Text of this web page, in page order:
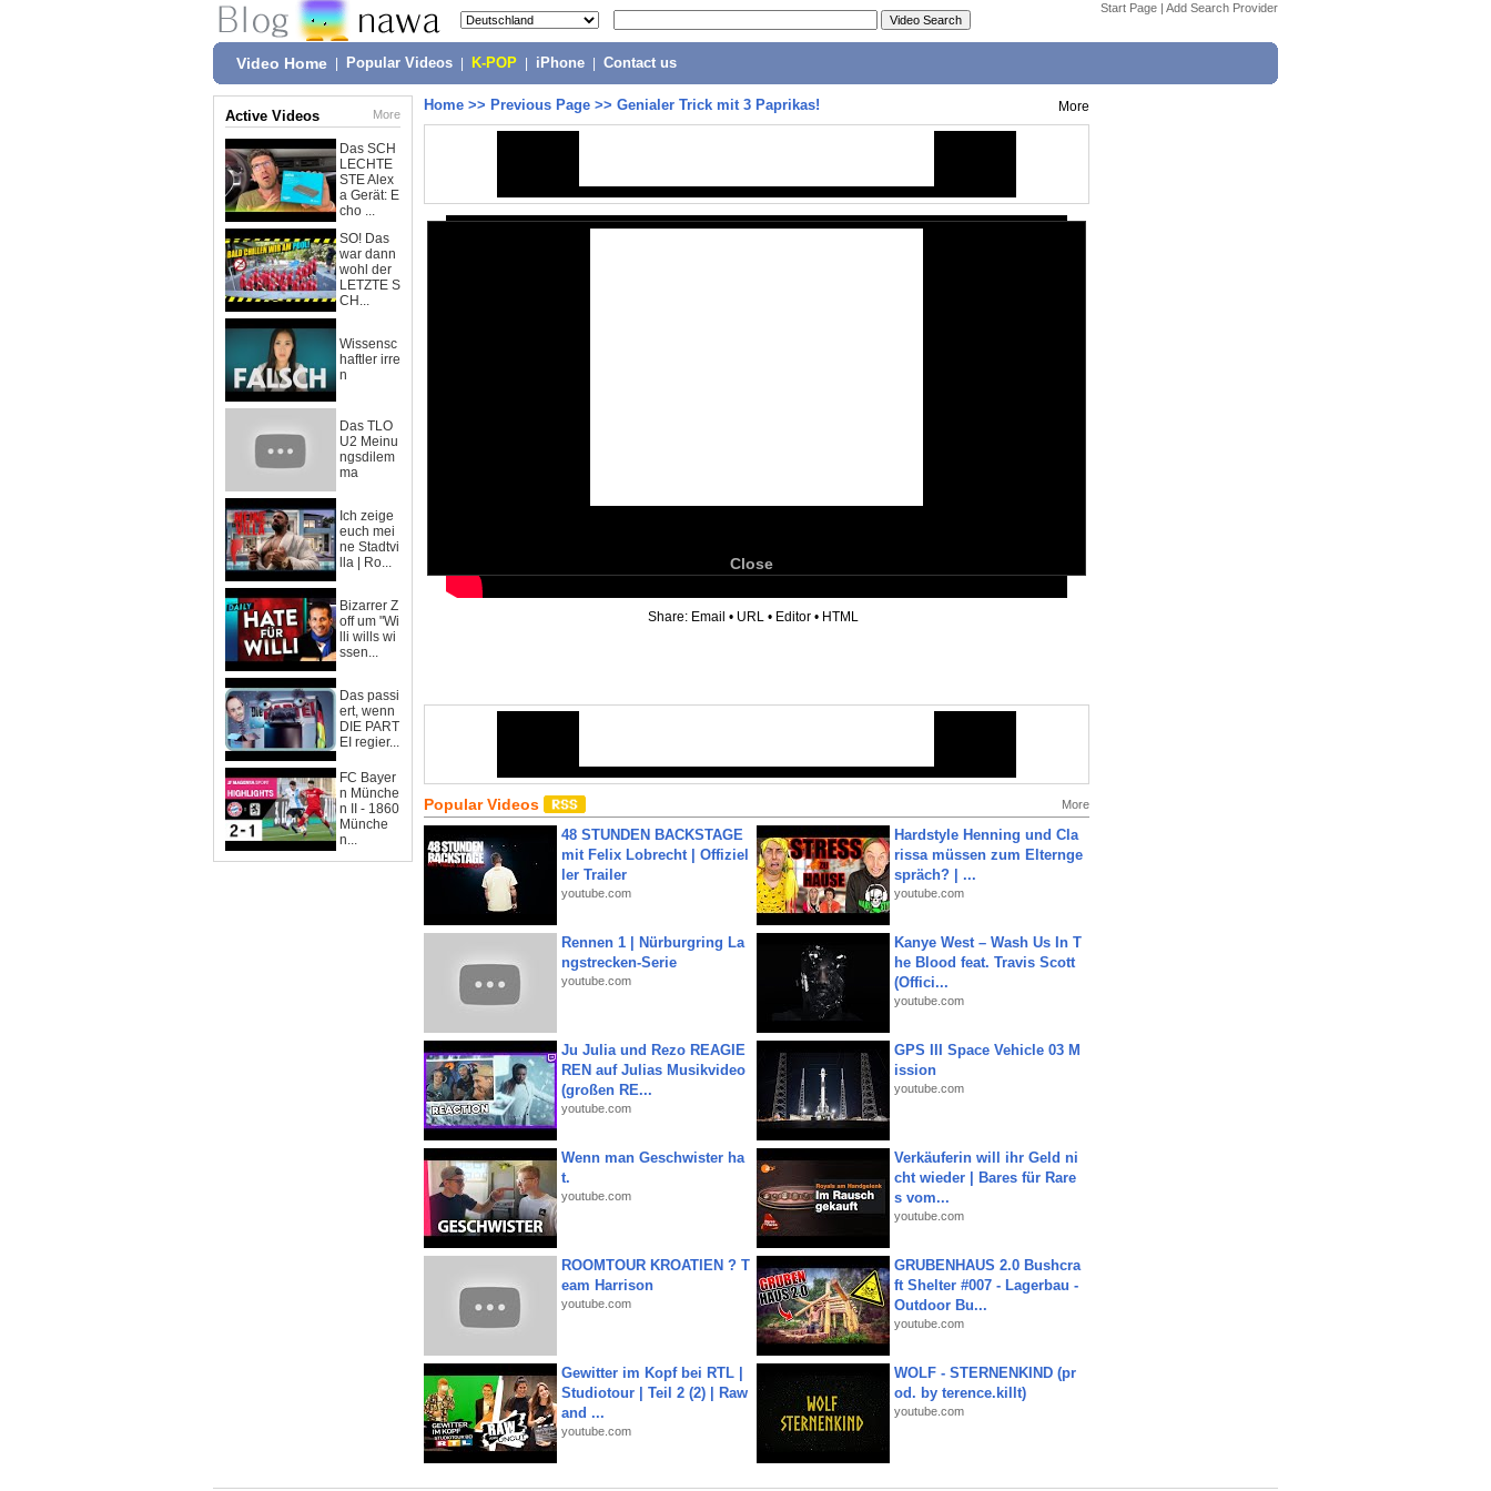
Start Page | Add Search Provider
Video Home Popular Videos K-POP iPhone Contact us
Active Videos More
Das SCH
LECHTE
STE Alex
a Gerät: E
cho ...
SO! Das
war dann
wohl der
LETZTE S
CH...
Wissensc
haftler irre
n
Das TLO
U2 Meinu
ngsdilem
ma
Ich zeige
euch mei
ne Stadtvi
lla | Ro...
Bizarrer Z
off um "Wi
lli wills wi
ssen...
Das passi
ert, wenn
DIE PART
EI regier...
FC Bayer
n Münche
n II - 1860
Münche
n...
Home >> Previous Page >> Genialer Trick mit 3 Paprikas! More
Close
Share: Email • URL • Editor • HTML
Popular Videos More
48 STUNDEN BACKSTAGE
mit Felix Lobrecht | Offiziel
ler Trailer
youtube.com
Hardstyle Henning und Cla
rissa müssen zum Elternge
spräch? | ...
youtube.com
Rennen 1 | Nürburgring La
ngstrecken-Serie
youtube.com
Kanye West – Wash Us In T
he Blood feat. Travis Scott
(Offici...
youtube.com
Ju Julia und Rezo REAGIE
REN auf Julias Musikvideo
(großen RE...
youtube.com
GPS III Space Vehicle 03 M
ission
youtube.com
Wenn man Geschwister ha
t.
youtube.com
Verkäuferin will ihr Geld ni
cht wieder | Bares für Rare
s vom...
youtube.com
ROOMTOUR KROATIEN ? T
eam Harrison
youtube.com
GRUBENHAUS 2.0 Bushcra
ft Shelter #007 - Lagerbau -
Outdoor Bu...
youtube.com
Gewitter im Kopf bei RTL |
Studiotour | Teil 2 (2) | Raw
and ...
youtube.com
WOLF - STERNENKIND (pr
od. by terence.killt)
youtube.com